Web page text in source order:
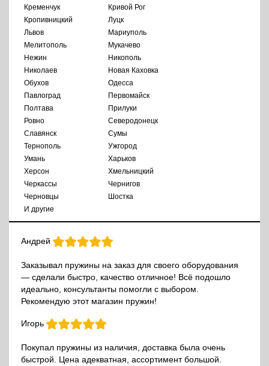
Кременчук
Кривой Рог
Кропивницкий
Луцк
Львов
Мариуполь
Мелитополь
Мукачево
Нежин
Никополь
Николаев
Новая Каховка
Обухов
Одесса
Павлоград
Первомайск
Полтава
Прилуки
Ровно
Северодонецк
Славянск
Сумы
Тернополь
Ужгород
Умань
Харьков
Херсон
Хмельницкий
Черкассы
Чернигов
Черновцы
Шостка
И другие
Андрей
Заказывал пружины на заказ для своего оборудования
— сделали быстро, качество отличное! Всё подошло
идеально, консультанты помогли с выбором.
Рекомендую этот магазин пружин!
Игорь
Покупал пружины из наличия, доставка была очень
быстрой. Цена адекватная, ассортимент большой.